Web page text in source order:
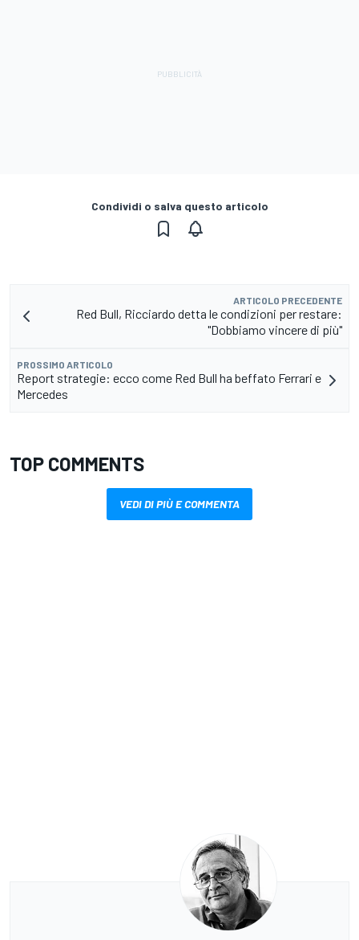
Condividi o salva questo articolo
ARTICOLO PRECEDENTE
Red Bull, Ricciardo detta le condizioni per restare:
"Dobbiamo vincere di più"
PROSSIMO ARTICOLO
Report strategie: ecco come Red Bull ha beffato Ferrari e
Mercedes
TOP COMMENTS
VEDI DI PIÙ E COMMENTA